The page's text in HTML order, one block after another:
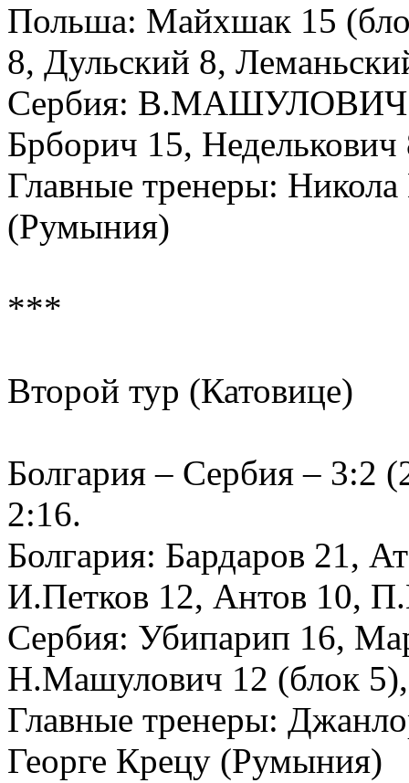
Польша: Майхшак 15
8, Дульский 8,
Сербия: В.МАШУЛОВИЧ
Брборич 15,
Главные тренеры:
(Румыния)
***
Второй тур (Катовице)
Болгария – Сербия – 3:2
2:16.
Болгария: Бардаров 21,
И.Петков 12, Антов 10,
Сербия: Убипарип 16,
Н.Машулович 12 (блок
Главные тренеры:
Георге Крецу (Румыния)